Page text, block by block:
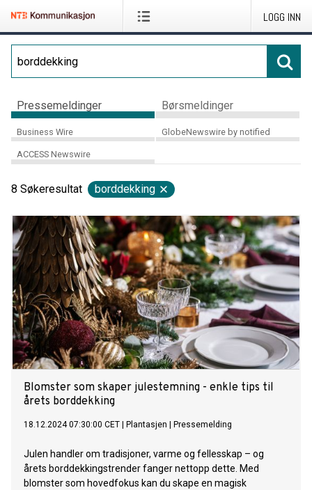
LOGG INN
Pressemeldinger Børsmeldinger
Business Wire GlobeNewswire by notified
ACCESS Newswire
8 Søkeresultat borddekking
Blomster som skaper julestemning - enkle tips til
årets borddekking
18.12.2024 07:30:00 CET Plantasjen Pressemelding
Julen handler om tradisjoner, varme og fellesskap – og
årets borddekkingstrender fanger nettopp dette. Med
blomster som hovedfokus kan du skape en magisk